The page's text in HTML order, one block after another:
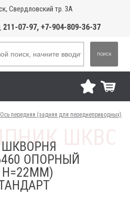
Свердловский тр. 3А
211-07-97, +7-904-809-36-37
ПОИСК
Ось передняя (задняя для переднеприводных)
ОПОРНЫЙ